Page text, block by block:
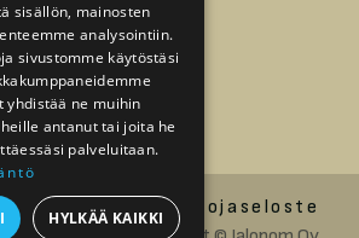
Tietosuojaseloste
sisällön, mainosten
analysointiin.
sivustomme käytöstäsi
yhdistää ne muihin
antanut tai joita he
palveluitaan.
HYLKÄÄ KAIKKI